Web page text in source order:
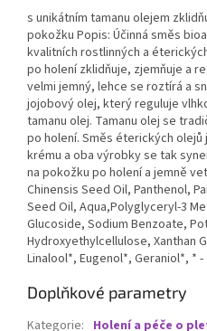
s unikátním tamanu olejem
pokožku Popis: Účinná směs
kvalitních rostlinných a
po holení zklidňuje, zjemňuje a
velmi jemný, lehce se roztírá a
jojobový olej, který reguluje
tamanu olej. Tamanu olej se
po holení. Směs éterických
krému a oba výrobky se tak
na pokožku po holení a jemně
Chinensis Seed Oil, Panthenol,
Seed Oil, Aqua,Polyglyceryl-3
Glucoside, Sodium Benzoate,
Hydroxyethylcellulose, Xanthan
Linalool*, Eugenol*, Geraniol*, *
Doplňkové parametry
Kategorie: Holení a péče o